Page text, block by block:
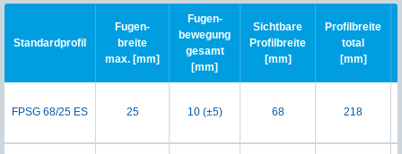
Standardprofil
Fugen-
breite
max. [mm]
Fugen-
bewegung
gesamt
[mm]
Sichtbare
Profilbreite
[mm]
Profilbreite
total
[mm]
FPSG 68/25 ES 25 10 (±5) 68 218